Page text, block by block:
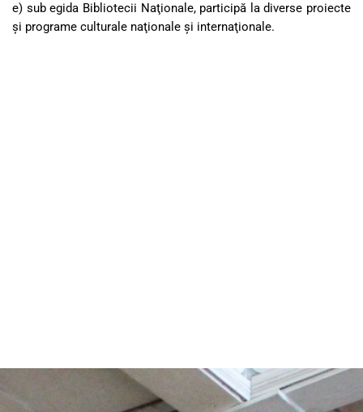
e) sub egida Bibliotecii Naţionale, participă la diverse proiecte
şi programe culturale naţionale şi internaţionale.